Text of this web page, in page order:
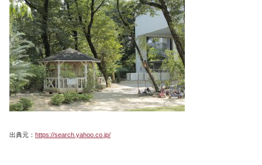
出典元： https://search.yahoo.co.jp/